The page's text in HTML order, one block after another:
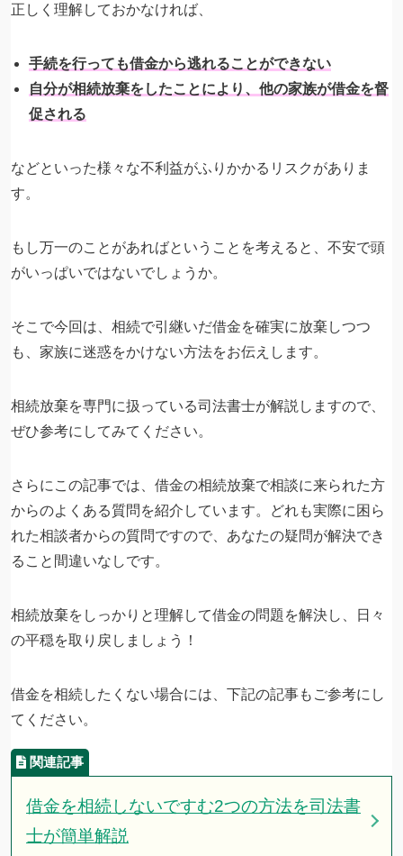
正しく理解しておかなければ、
手続を行っても借金から逃れることができない
自分が相続放棄をしたことにより、他の家族が借金を督
促される
などといった様々な不利益がふりかかるリスクがありま
す。
もし万一のことがあればということを考えると、不安で頭
がいっぱいではないでしょうか。
そこで今回は、相続で引継いだ借金を確実に放棄しつつ
も、家族に迷惑をかけない方法をお伝えします。
相続放棄を専門に扱っている司法書士が解説しますので、
ぜひ参考にしてみてください。
さらにこの記事では、借金の相続放棄で相談に来られた方
からのよくある質問を紹介しています。どれも実際に困ら
れた相談者からの質問ですので、あなたの疑問が解決でき
ること間違いなしです。
相続放棄をしっかりと理解して借金の問題を解決し、日々
の平穏を取り戻しましょう！
借金を相続したくない場合には、下記の記事もご参考にし
てください。
借金を相続しないですむ2つの方法を司法書
士が簡単解説